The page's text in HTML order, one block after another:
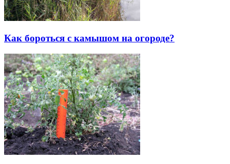
Как бороться с камышом на огороде?